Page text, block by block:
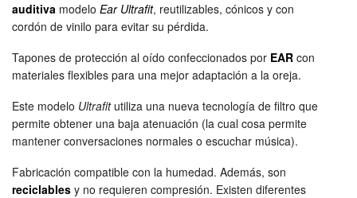
auditiva modelo Ear Ultrafit, reutilizables, cónicos y con
cordón de vinilo para evitar su pérdida.
Tapones de protección al oído confeccionados por EAR con
materiales flexibles para una mejor adaptación a la oreja.
Este modelo Ultrafitutiliza una nueva tecnología de filtro que
permite obtener una baja atenuación (la cual cosa permite
mantener conversaciones normales o escuchar música).
Fabricación compatible con la humedad. Además, son
reciclables y no requieren compresión. Existen diferentes